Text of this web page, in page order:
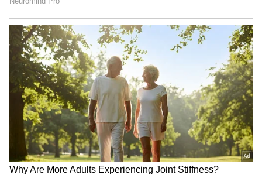
ದಿನಕ್ಕೆ 10ರೂ. ಸಂಪಾದಿಸುತ್ತಿದ್ದ ತಂದೆ
ಕೇರಳದ ವೈನಾಡಿನ ಬಡ ಕುಟುಂಬದಲ್ಲಿ ಜನಿಸಿದ ಮುಸ್ತಫಾಗೆ,
ಬಾಲ್ಯದಲ್ಲಿ ಒಂದು ಹೊತ್ತಿನ ಊಟಕ್ಕೂ ಪರದಾಡುವಂತಹ
ಪರಿಸ್ಥಿತಿಯಿತ್ತು. ಅವರ ತಂದೆ ಶುಂಠಿ ತೋಟದಲ್ಲಿ ದಿನಗೂಲಿ
ನೌಕರರಾಗಿದ್ದರು. ಅವರ ಕೂಲಿ ದಿನಕ್ಕೆ ಕೇವಲ 10ರೂ. ಈ